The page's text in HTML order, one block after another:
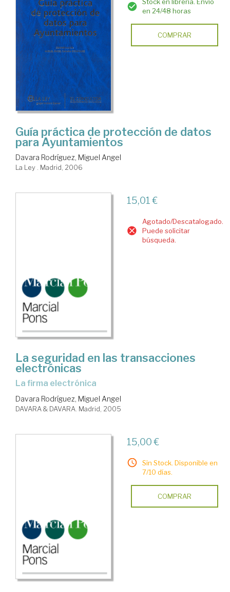
en 24/48 horas
COMPRAR
Guía práctica de protección de datos
para Ayuntamientos
Davara Rodríguez, Miguel Angel
La Ley . Madrid, 2006
15,01 €
Agotado/Descatalogado.
Puede solicitar
búsqueda.
La seguridad en las transacciones
electrónicas
la firma electrónica
Davara Rodríguez, Miguel Angel
DAVARA & DAVARA. Madrid, 2005
15,00 €
Sin Stock. Disponible en
7/10 días.
COMPRAR